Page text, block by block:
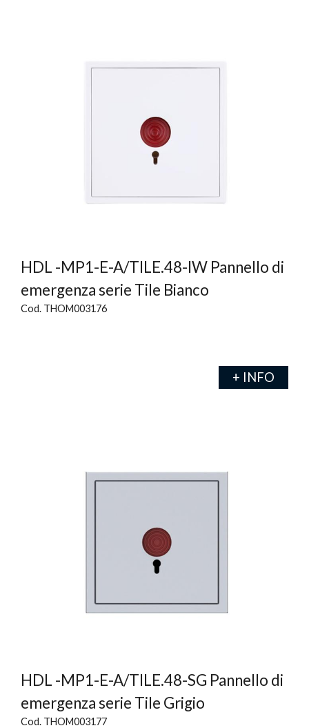
HDL -MP1-E-A/TILE.48-IW Pannello di
emergenza serie Tile Bianco
Cod. THOM003176
+ INFO
HDL -MP1-E-A/TILE.48-SG Pannello di
emergenza serie Tile Grigio
Cod. THOM003177